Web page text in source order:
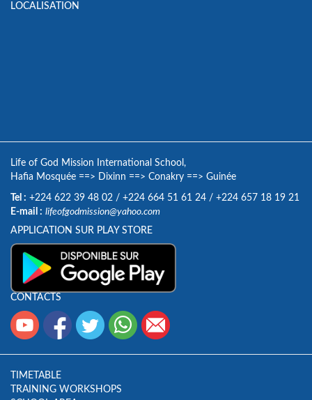
LOCALISATION
Life of God Mission International School,
Hafia Mosquée ==> Dixinn ==> Conakry ==> Guinée
Tel : +224 622 39 48 02 / +224 664 51 61 24 / +224 657 18 19 21
E-mail : lifeofgodmission@yahoo.com
APPLICATION SUR PLAY STORE
CONTACTS
TIMETABLE
TRAINING WORKSHOPS